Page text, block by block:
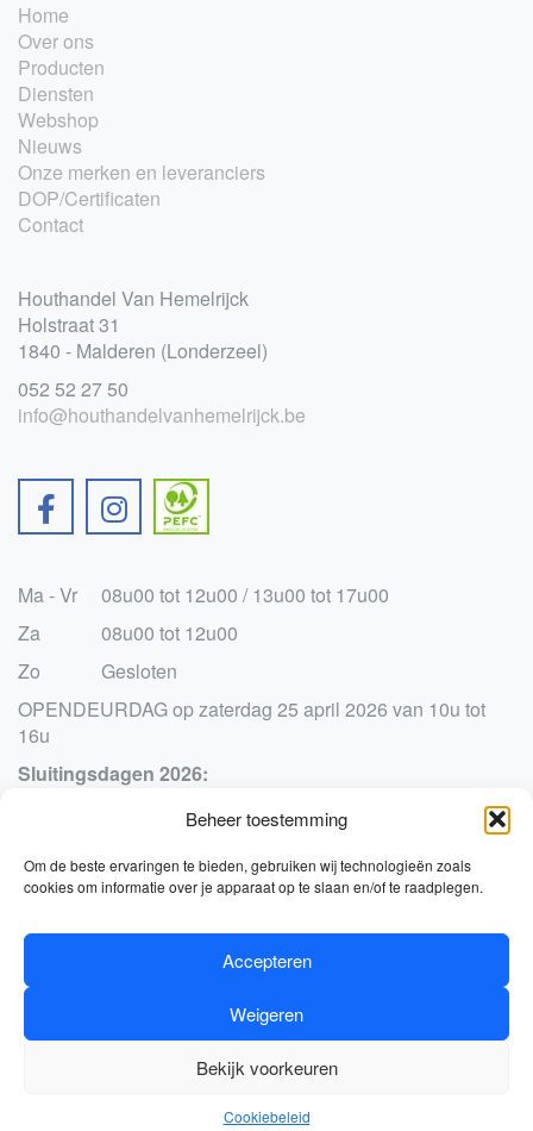
Beheer toestemming
Om de beste ervaringen te bieden, gebruiken wij technologieën zoals
cookies om informatie over je apparaat op te slaan en/of te raadplegen.
Accepteren
Weigeren
Bekijk voorkeuren
Cookiebeleid
Home
Over ons
Producten
Diensten
Webshop
Nieuws
Onze merken en leveranciers
DOP/Certificaten
Contact
Houthandel Van Hemelrijck
Holstraat 31
1840 - Malderen (Londerzeel)
052 52 27 50
info@houthandelvanhemelrijck.be
Ma - Vr
08u00 tot 12u00 / 13u00 tot 17u00
Za
08u00 tot 12u00
Zo
Gesloten
OPENDEURDAG op zaterdag 25 april 2026 van 10u tot
16u
Sluitingsdagen 2026:
Vrijdag 1 en zaterdag 2 mei
Pinkstermaandag 25 mei
Jaarlijks verlof vanaf vrijdag 10 juli om 12u t.e.m. zaterdag
1 augustus
Woensdag 11 november
Kerstverlof vanaf vrijdag 18 december om 12u t.e.m.
zaterdag 2 januari 2027